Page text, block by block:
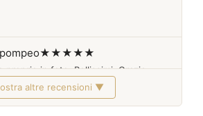
★★★★★
proprio in foto. Bellissimi. Grazie
altre recensioni ▼